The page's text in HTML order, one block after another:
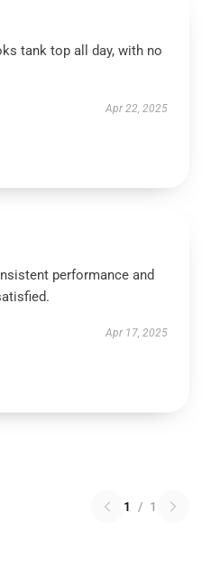
tank top all day, with no
Apr 22, 2025
performance and
Apr 17, 2025
1 / 1